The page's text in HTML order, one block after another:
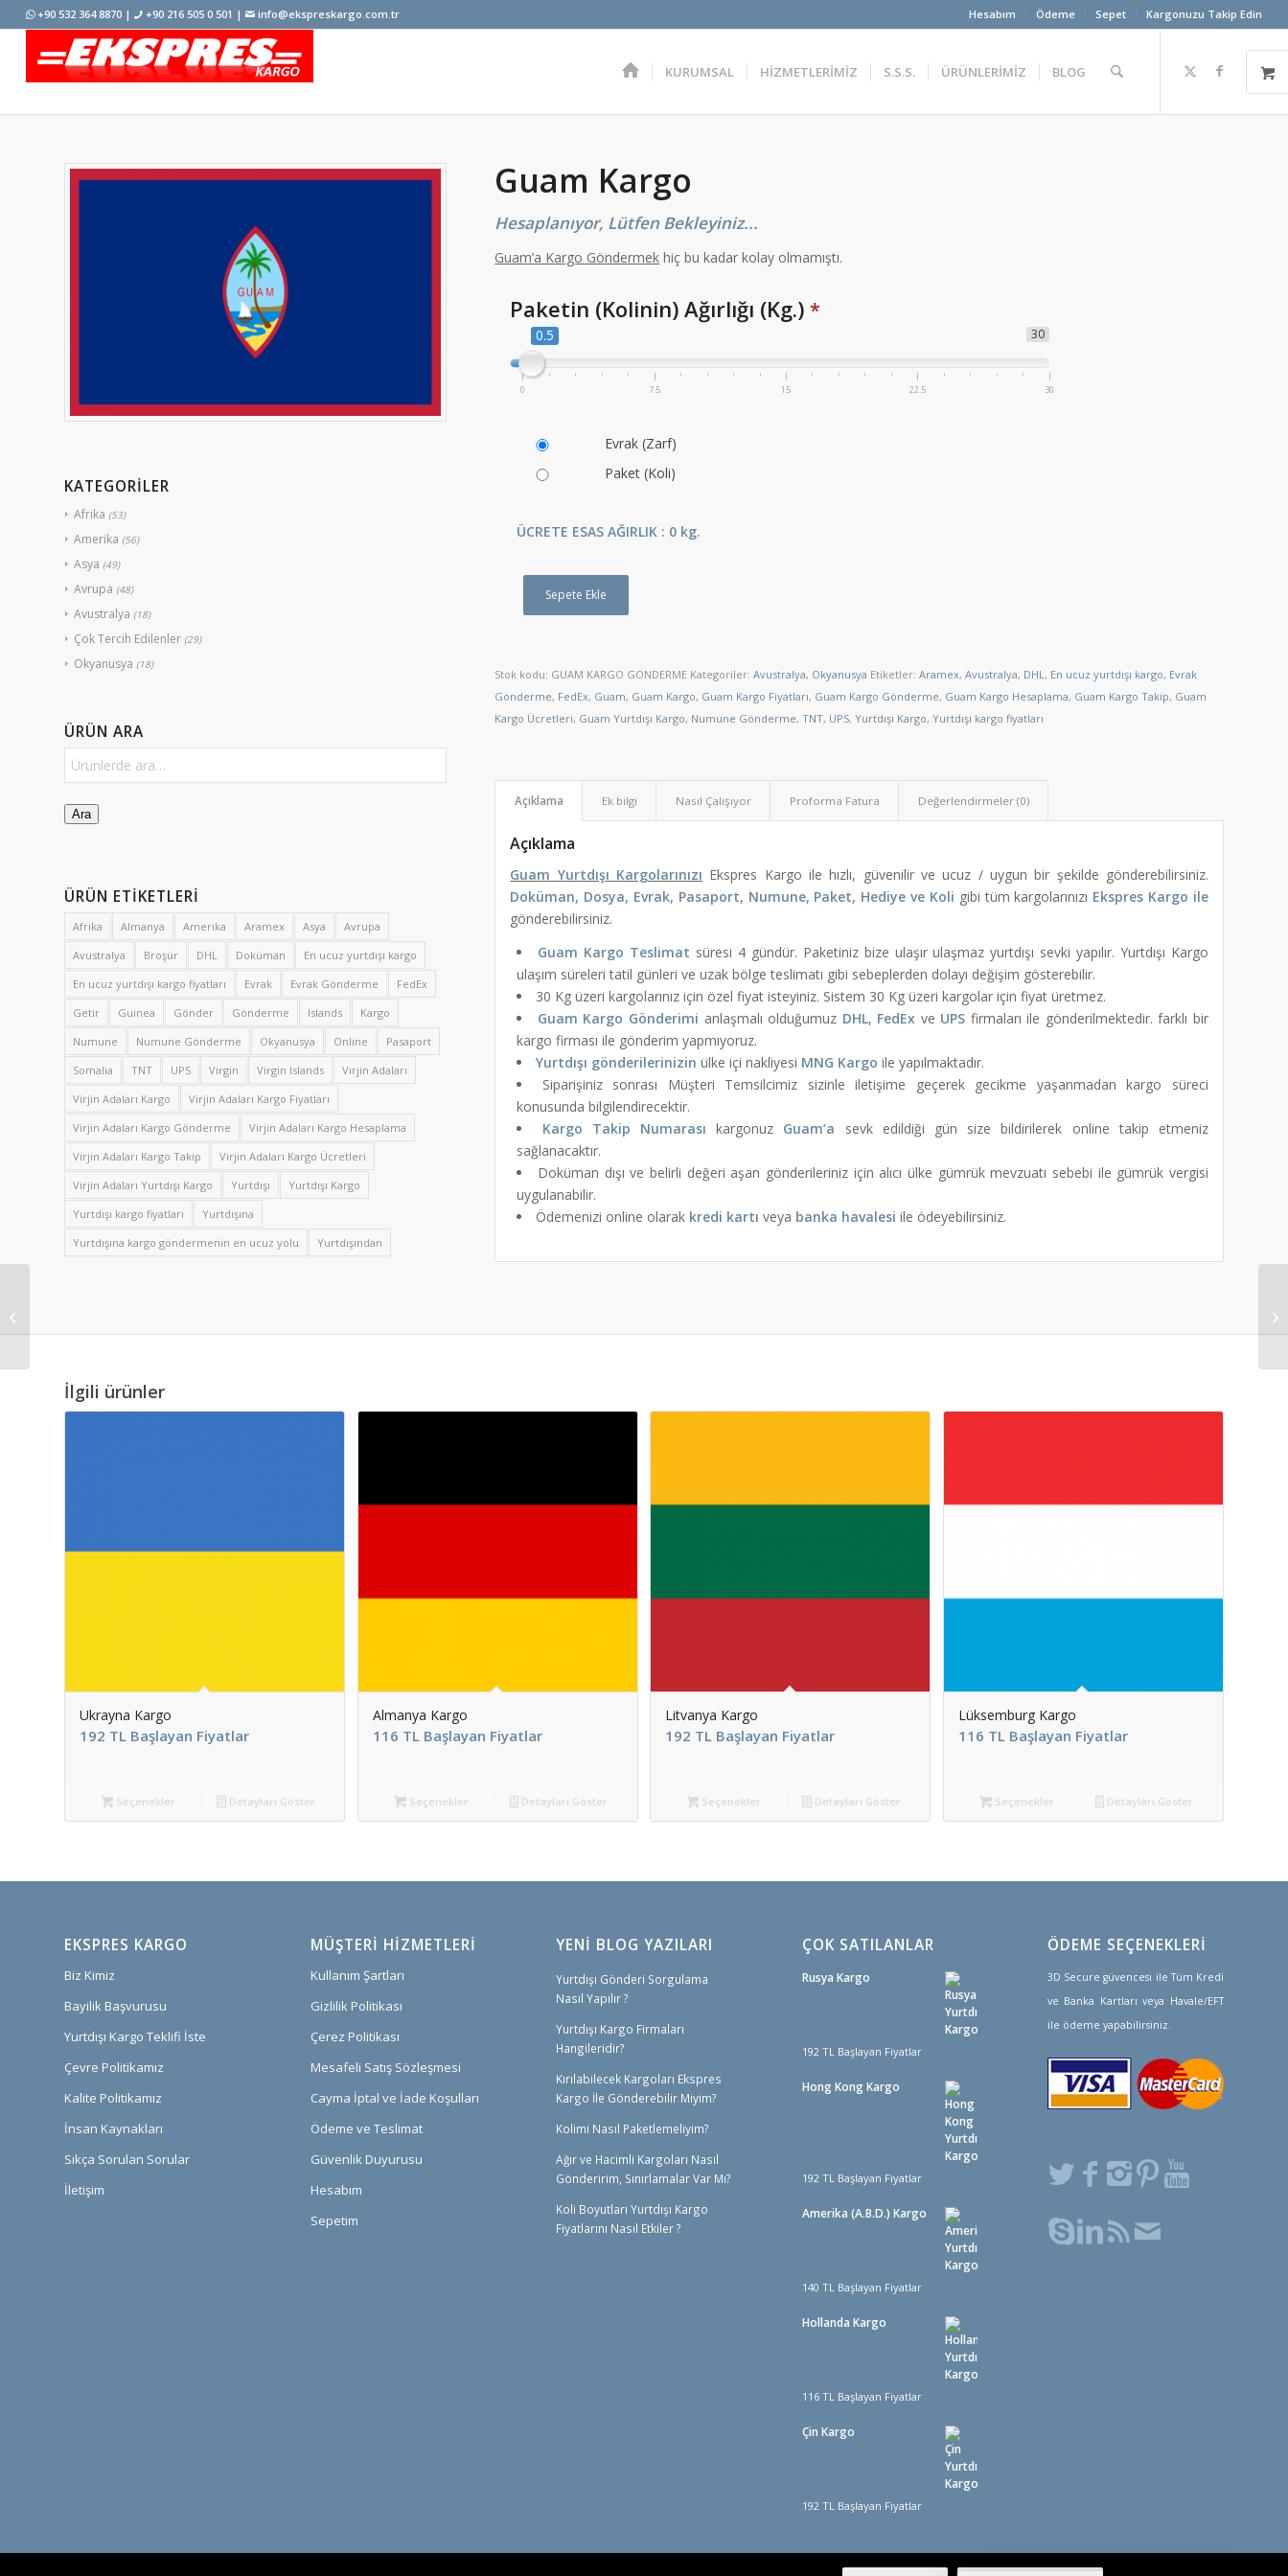
PCI-DSS Ödeme Güvenliği
Hesabım Ödeme Sepet Kargonuzu Takip Edin
+90 532 364 8870 | +90 216 505 0 501 | info@ekspreskargo.com.tr
KURUMSAL HİZMETLERİMİZ S.S.S. ÜRÜNLERİMİZ BLOG
KATEGORİLER
Afrika (53)
Amerika (56)
Asya (49)
Avrupa (48)
Avustralya (18)
Çok Tercih Edilenler (29)
Okyanusya (18)
ÜRÜN ARA
Ara
ÜRÜN ETIKETLERI
Afrika Almanya Amerika Aramex Asya
Avrupa
Avustralya
Broşür DHL Doküman
En ucuz yurtdışı kargo
En ucuz yurtdışı kargo fiyatları
Evrak Evrak Gönderme
FedEx
Getir
Guinea Gönder Gönderme Islands
Kargo
Numune
Numune Gönderme Okyanusya Online
Pasaport
Somalia
TNT UPS Virgin Virgin Islands
Virjin Adaları
Virjin Adaları Kargo
Virjin Adaları Kargo Fiyatları
Virjin Adaları Kargo Gönderme
Virjin Adaları Kargo Hesaplama
Virjin Adaları Kargo Takip
Virjin Adaları Kargo Ücretleri
Virjin Adaları Yurtdışı Kargo
Yurtdışı
Yurtdışı Kargo
Yurtdışı kargo fiyatları
Yurtdışına
Yurtdışına kargo göndermenin en ucuz yolu
Yurtdışından
Guam Kargo
Hesaplanıyor, Lütfen Bekleyiniz...
Guam’a Kargo Göndermek hiç bu kadar kolay olmamıştı.
Paketin (Kolinin) Ağırlığı (Kg.) *
30
0.5
0 7.5 15 22.5 30
Evrak (Zarf)
Paket (Koli)
ÜCRETE ESAS AĞIRLIK : 0 kg.
Sepete Ekle
Stok kodu: GUAM KARGO GONDERME Kategoriler:Avustralya, Okyanusya Etiketler:Aramex,Avustralya, DHL , En ucuz yurtdışı kargo, Evrak
Gönderme, FedEx, Guam, Guam Kargo, Guam Kargo Fiyatları, Guam Kargo Gönderme, Guam Kargo Hesaplama, Guam Kargo Takip, Guam
Kargo Ücretleri, Guam Yurtdışı Kargo, Numune Gönderme,TNT, UPS,Yurtdışı Kargo,Yurtdışı kargo fiyatları
Açıklama Ek bilgi Nasıl Çalışıyor Proforma Fatura Değerlendirmeler (0)
Açıklama
Guam Yurtdışı Kargolarınızı Ekspres Kargo ile hızlı, güvenilir ve ucuz / uygun bir şekilde gönderebilirsiniz.
Doküman, Dosya, Evrak, Pasaport, Numune, Paket, Hediye ve Koli gibi tüm kargolarınızı Ekspres Kargo ile
gönderebilirsiniz.
Guam Kargo Teslimat süresi 4 gündür. Paketiniz bize ulaşır ulaşmaz yurtdışı sevki yapılır. Yurtdışı Kargo
ulaşım süreleri tatil günleri ve uzak bölge teslimatı gibi sebeplerden dolayı değişim gösterebilir.
30 Kg üzeri kargolarınız için özel fiyat isteyiniz. Sistem 30 Kg üzeri kargolar için fiyat üretmez.
Guam Kargo Gönderimi anlaşmalı olduğumuz DHL, FedEx ve UPS firmaları ile gönderilmektedir. farklı bir
kargo firması ile gönderim yapmıyoruz.
Yurtdışı gönderilerinizin ülke içi nakliyesi MNG Kargo ile yapılmaktadır.
Siparişiniz sonrası Müşteri Temsilcimiz sizinle iletişime geçerek gecikme yaşanmadan kargo süreci
konusunda bilgilendirecektir.
Kargo Takip Numarası kargonuz Guam’a sevk edildiği gün size bildirilerek online takip etmeniz
sağlanacaktır.
Doküman dışı ve belirli değeri aşan gönderileriniz için alıcı ülke gümrük mevzuatı sebebi ile gümrük vergisi
uygulanabilir.
Ödemenizi online olarak kredi kartı veya banka havalesi ile ödeyebilirsiniz.
İlgili ürünler
Ukrayna Kargo
192 TL Başlayan Fiyatlar
Seçenekler Detayları Göster
Almanya Kargo
116 TL Başlayan Fiyatlar
Seçenekler Detayları Göster
Litvanya Kargo
192 TL Başlayan Fiyatlar
Seçenekler Detayları Göster
Lüksemburg Kargo
116 TL Başlayan Fiyatlar
Seçenekler Detayları Göster
EKSPRES KARGO
Biz Kimiz
Bayilik Başvurusu
Yurtdışı Kargo Teklifi İste
Çevre Politikamız
Kalite Politikamız
İnsan Kaynakları
Sıkça Sorulan Sorular
İletişim
MÜŞTERI HIZMETLERI
Kullanım Şartları
Gizlilik Politikası
Çerez Politikası
Mesafeli Satış Sözleşmesi
Cayma İptal ve İade Koşulları
Ödeme ve Teslimat
Güvenlik Duyurusu
Hesabım
Sepetim
YENİ BLOG YAZILARI
Yurtdışı Gönderi Sorgulama
Nasıl Yapılır ?
Yurtdışı Kargo Firmaları
Hangileridir?
Kırılabilecek Kargoları Ekspres
Kargo İle Gönderebilir Miyim?
Kolimi Nasıl Paketlemeliyim?
Ağır ve Hacimli Kargoları Nasıl
Gönderirim, Sınırlamalar Var Mı?
Koli Boyutları Yurtdışı Kargo
Fiyatlarını Nasıl Etkiler ?
ÇOK SATILANLAR
Rusya Kargo
192 TL Başlayan Fiyatlar
Hong Kong Kargo
192 TL Başlayan Fiyatlar
Amerika (A.B.D.) Kargo
140 TL Başlayan Fiyatlar
Hollanda Kargo
116 TL Başlayan Fiyatlar
Çin Kargo
192 TL Başlayan Fiyatlar
ÖDEME SEÇENEKLERİ
3D Secure güvencesi ile Tüm Kredi
ve Banka Kartları veya Havale/EFT
ile ödeme yapabilirsiniz.